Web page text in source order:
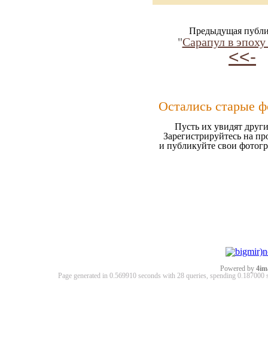
Предыдущая
"Сарапул в
<<-
Остались старые
Пусть их увидят
Зарегистрируйтесь на
и публикуйте свои
Powered by
Page generated in 0.569910 seconds with 28 queries, spending